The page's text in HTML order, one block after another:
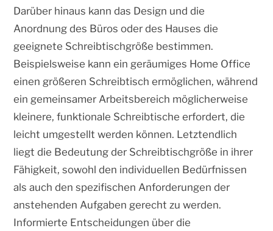
Darüber hinaus kann das Design und die
Anordnung des Büros oder des Hauses die
geeignete Schreibtischgröße bestimmen.
Beispielsweise kann ein geräumiges Home Office
einen größeren Schreibtisch ermöglichen, während
ein gemeinsamer Arbeitsbereich möglicherweise
kleinere, funktionale Schreibtische erfordert, die
leicht umgestellt werden können. Letztendlich
liegt die Bedeutung der Schreibtischgröße in ihrer
Fähigkeit, sowohl den individuellen Bedürfnissen
als auch den spezifischen Anforderungen der
anstehenden Aufgaben gerecht zu werden.
Informierte Entscheidungen über die